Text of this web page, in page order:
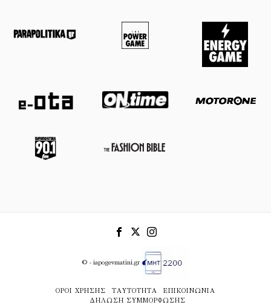
© - iapogevmatini.gr
ΌΡΟΙ ΧΡΉΣΗΣ ΤΑΥΤΌΤΗΤΑ
ΕΠΙΚΟΙΝΩΝΊΑ
ΔΉΛΩΣΗ ΣΥΜΜΌΡΦΩΣΗΣ